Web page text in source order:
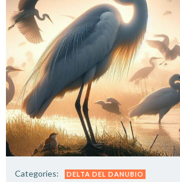
Categories: DELTA DEL DANUBIO